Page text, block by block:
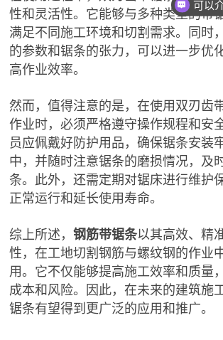
性和灵活性。它能够与多种类型的带
满足不同施工环境和切割需求。同时
的参数和锯条的张力，可以进一步优
高作业效率。
然而，值得注意的是，在使用双刃齿
作业时，必须严格遵守操作规程和安
员应佩戴好防护用品，确保锯条安装
中，并随时注意锯条的磨损情况，及
条。此外，还需定期对锯床进行维护
正常运行和延长使用寿命。
综上所述，钢筋带锯条以其高效、精
性，在工地切割钢筋与螺纹钢的作业
用。它不仅能够提高施工效率和质量
成本和风险。因此，在未来的建筑施
锯条有望得到更广泛的应用和推广。